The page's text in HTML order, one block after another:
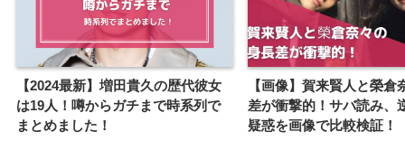
【2024最新】増田貴久の歴代彼女
は19人！噂からガチまで時系列で
まとめました！
【画像】賀来賢人と榮倉
差が衝撃的！サバ読み、
疑惑を画像で比較検証！